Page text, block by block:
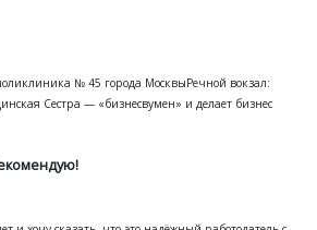
№ 45 города МосквыРечной вокзал:
Сестра — «бизнесвумен» и делает бизнес